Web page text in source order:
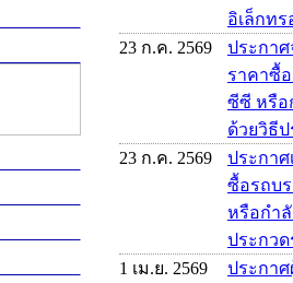
อิเล็กทร
23 ก.ค. 2569
ประกา
ราคาซื้
ซีซี หรือ
ด้วยวิธีป
23 ก.ค. 2569
ประกา
ซื้อรถบ
หรือกำ
ประกวด
1 เม.ย. 2569
ประกา